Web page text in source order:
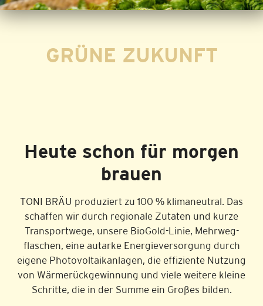
GRÜNE ZUKUNFT
Heute schon für morgen
brauen
TONI BRÄU produziert zu 100 % klimaneutral. Das
schaffen wir durch regionale Zutaten und kurze
Transport­wege, unsere BioGold-Linie, Mehrweg­
flaschen, eine autarke Energie­versorgung durch
eigene Photo­voltaik­anlagen, die effiziente Nutzung
von Wärme­rück­gewinnung und viele weitere kleine
Schritte, die in der Summe ein Großes bilden.